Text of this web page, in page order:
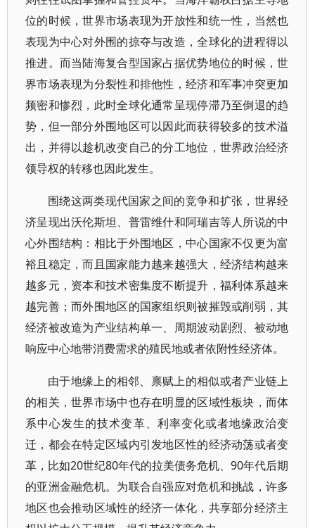
位的时候，世界市场表现为开放性和统一性，当然也
表现为中心对外围的掠夺与改造，全球化的进程得以
推进。而当陆海复合型国家占据优势地位的时候，世
界市场表现为分裂性和排他性，经济和军事冲突更加
频密和惨烈，此时全球化通常呈现停滞乃至倒退的趋
势，但一部分外围地区可以因此而获得较多的技术溢
出，并得以趁机改变自己的分工地位，世界政治经济
领导权的转移也因此发生。
围绕这两类现代国家之间的竞争和扩张，世界经
济呈现出沃伦斯坦、普雷维什和阿瑞吉等人所说的中
心外围结构：相比于外围地区，中心国家不仅更为富
裕且稳定，而且国家能力越来越强大，经济结构越来
越多元，资本和技术密集度不断提升，福利体系越来
越完善；而外围地区的国家组织则被摧毁或削弱，其
经济被改造为产业结构单一、周期波动剧烈、被动地
响应中心地带消费需求的殖民地或者依附性经济体。
由于地缘上的相邻、禀赋上的相似或者产业链上
的相关，世界市场中也存在明显的区域性板块，而体
系中心发生的技术变革、利率变化或者地缘政治变
迁，都会在特定区域内引发地区性的经济动荡或者变
革，比如20世纪80年代的拉美债务危机、90年代后期
的亚洲金融危机。为联合自强应对危机和挑战，许多
地区也会推动区域性的经济一体化，共享部分经济主